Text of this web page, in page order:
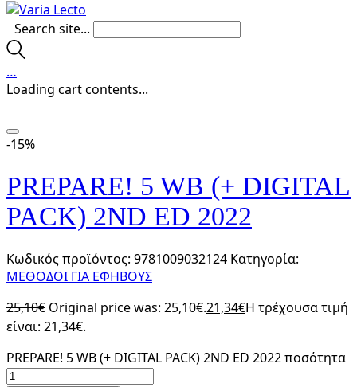
Search site...
…
Loading cart contents...
-15%
PREPARE! 5 WB (+ DIGITAL
PACK) 2ND ED 2022
Κωδικός προϊόντος: 9781009032124 Κατηγορία:
ΜΕΘΟΔΟΙ ΓΙΑ ΕΦΗΒΟΥΣ
25,10€ Original price was: 25,10€.21,34€Η τρέχουσα τιμή
είναι: 21,34€.
PREPARE! 5 WB (+ DIGITAL PACK) 2ND ED 2022 ποσότητα